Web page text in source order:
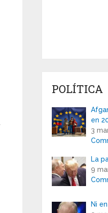
POLÍTICA
en
3
La
9
Ni